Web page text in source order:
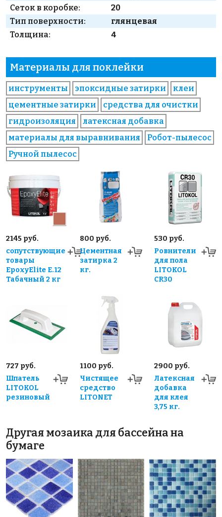
Сеток в коробке:
20
Тип поверхности:
глянцевая
Толщина:
4
Материалы для поклейки
инструменты эпоксидные затирки
клеи
цементные затирки
средства для очистки
гидроизоляция
латексная добавка
материалы для выравнивания
Робот-пылесос
Ручной пылесос
2145 руб.
сопутствующие
товары
EpoxyElite E.12
Табачный 2 кг
800 руб.
Цементная
затирка 2
кг.
530 руб.
Ровнители
для пола
LITOKOL
CR30
727 руб.
Шпатель
LITOKOL
резиновый
1100 руб.
Чистящее
средство
LITONET
2900 руб.
Латексная
добавка
для клея
3,75 кг.
Другая мозаика для бассейна на
бумаге